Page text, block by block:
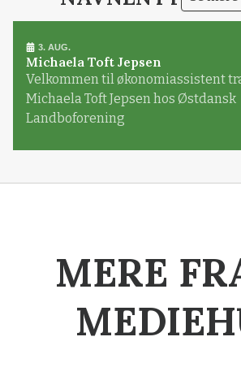
3. AUG.
Michaela Toft Jepsen
Velkommen til økonomiassistent
Michaela Toft Jepsen hos Østdansk
Landboforening
MERE